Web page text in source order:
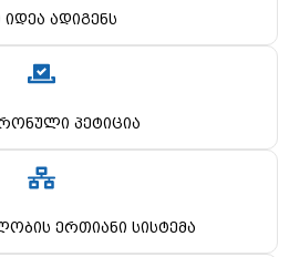
იდეა ადიგენს
პეტიცია
ერთიანი სისტემა